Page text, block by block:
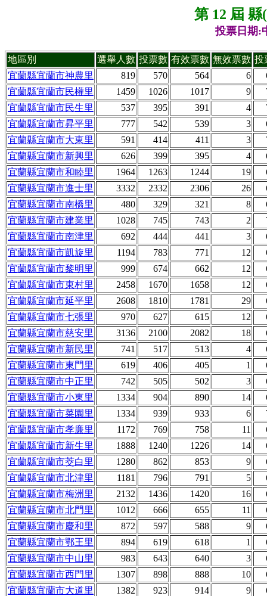
第 12 屆
投票日期:
地區別 選舉人數 投票數 有效票數 無效票數 投
宜蘭縣宜蘭市神農里
819 570 564 6
宜蘭縣宜蘭市民權里
1459 1026 1017 9
宜蘭縣宜蘭市民生里
537 395 391 4
宜蘭縣宜蘭市昇平里
777 542 539 3
宜蘭縣宜蘭市大東里
591 414 411 3
宜蘭縣宜蘭市新興里
626 399 395 4
宜蘭縣宜蘭市和睦里
1964 1263 1244 19
宜蘭縣宜蘭市進士里
3332 2332 2306 26
宜蘭縣宜蘭市南橋里
480 329 321 8
宜蘭縣宜蘭市建業里
1028 745 743 2
宜蘭縣宜蘭市南津里
692 444 441 3
宜蘭縣宜蘭市凱旋里
1194 783 771 12
宜蘭縣宜蘭市黎明里
999 674 662 12
宜蘭縣宜蘭市東村里
2458 1670 1658 12
宜蘭縣宜蘭市延平里
2608 1810 1781 29
宜蘭縣宜蘭市七張里
970 627 615 12
宜蘭縣宜蘭市慈安里
3136 2100 2082 18
宜蘭縣宜蘭市新民里
741 517 513 4
宜蘭縣宜蘭市東門里
619 406 405 1
宜蘭縣宜蘭市中正里
742 505 502 3
宜蘭縣宜蘭市小東里
1334 904 890 14
宜蘭縣宜蘭市菜園里
1334 939 933 6
宜蘭縣宜蘭市孝廉里
1172 769 758 11
宜蘭縣宜蘭市新生里
1888 1240 1226 14
宜蘭縣宜蘭市茭白里
1280 862 853 9
宜蘭縣宜蘭市北津里
1181 796 791 5
宜蘭縣宜蘭市梅洲里
2132 1436 1420 16
宜蘭縣宜蘭市北門里
1012 666 655 11
宜蘭縣宜蘭市慶和里
872 597 588 9
宜蘭縣宜蘭市鄂王里
894 619 618 1
宜蘭縣宜蘭市中山里
983 643 640 3
宜蘭縣宜蘭市西門里
1307 898 888 10
宜蘭縣宜蘭市大道里
1382 923 914 9